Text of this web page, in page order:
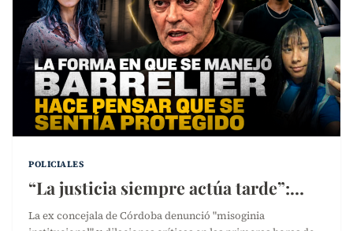
POLICIALES
“La justicia siempre actúa tarde”:…
La ex concejala de Córdoba denunció "misoginia